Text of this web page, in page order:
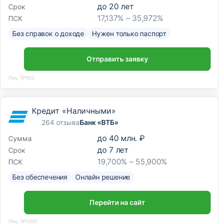
Срок до 20 лет
ПСК 17,137% – 35,972%
Без справок о доходе Нужен только паспорт
Отправить заявку
Лиц. №902
Кредит «Наличными»
264 отзываБанк «ВТБ»
Сумма
до 40 млн. ₽
Срок до7лет
ПСК 19,700% – 55,900%
Без обеспечения Онлайн решение
Перейти на сайт
Лиц. №1000